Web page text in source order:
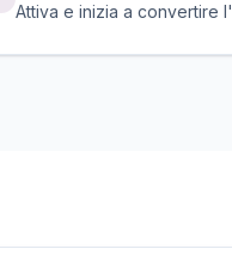
Attiva e inizia a convertire